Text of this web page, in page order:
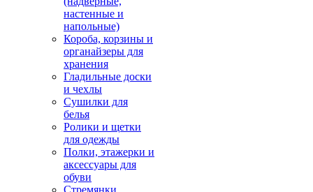
настенные и
напольные)
Короба, корзины и
органайзеры для
хранения
Гладильные доски
и чехлы
Сушилки для
белья
Ролики и щетки
для одежды
Полки, этажерки и
аксессуары для
обуви
Стремянки